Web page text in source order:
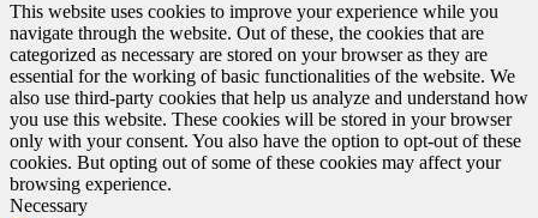
This website uses cookies to improve your experience while you
navigate through the website. Out of these, the cookies that are
categorized as necessary are stored on your browser as they are
essential for the working of basic functionalities of the website. We
also use third-party cookies that help us analyze and understand how
you use this website. These cookies will be stored in your browser
only with your consent. You also have the option to opt-out of these
cookies. But opting out of some of these cookies may affect your
browsing experience.
Necessary